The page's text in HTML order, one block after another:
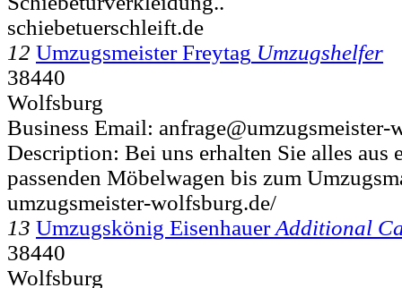
schiebetuerschleift.de
12 Umzugsmeister Freytag Umzugshelfer
38440
Wolfsburg
Business Email: anfrage@umzugsmeister-
Description: Bei uns erhalten Sie alles aus
passenden Möbelwagen bis zum
umzugsmeister-wolfsburg.de/
13 Umzugskönig Eisenhauer Additional
38440
Wolfsburg